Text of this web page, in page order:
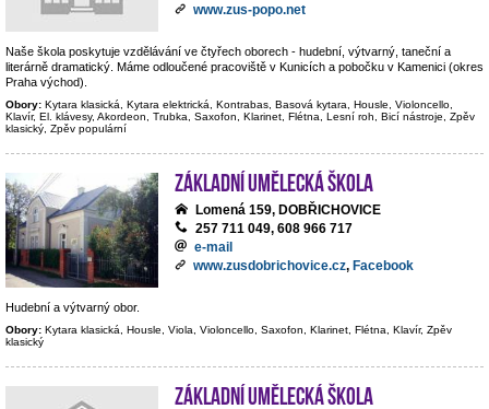
www.zus-popo.net
Naše škola poskytuje vzdělávání ve čtyřech oborech - hudební, výtvarný, taneční a
literárně dramatický. Máme odloučené pracoviště v Kunicích a pobočku v Kamenici (okres
Praha východ).
Obory: Kytara klasická, Kytara elektrická, Kontrabas, Basová kytara, Housle, Violoncello,
Klavír, El. klávesy, Akordeon, Trubka, Saxofon, Klarinet, Flétna, Lesní roh, Bicí nástroje, Zpěv
klasický, Zpěv populární
Základní umělecká škola
Lomená 159, DOBŘICHOVICE
257 711 049, 608 966 717
e-mail
www.zusdobrichovice.cz, Facebook
Hudební a výtvarný obor.
Obory: Kytara klasická, Housle, Viola, Violoncello, Saxofon, Klarinet, Flétna, Klavír, Zpěv
klasický
Základní umělecká škola